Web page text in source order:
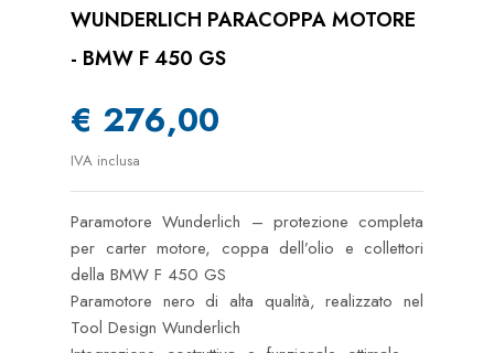
WUNDERLICH PARACOPPA MOTORE
- BMW F 450 GS
€ 276,00
IVA inclusa
Paramotore Wunderlich – protezione completa
per carter motore, coppa dell’olio e collettori
della BMW F 450 GS
Paramotore nero di alta qualità, realizzato nel
Tool Design Wunderlich